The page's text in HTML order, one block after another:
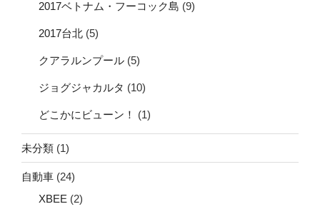
2017ベトナム・フーコック島 (9)
2017台北 (5)
クアラルンプール (5)
ジョグジャカルタ (10)
どこかにビューン！ (1)
未分類 (1)
自動車 (24)
XBEE (2)